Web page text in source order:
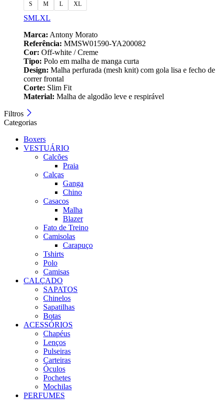
S M L XL
SMLXL
Marca: Antony Morato
Referência: MMSW01590-YA200082
Cor: Off‑white / Creme
Tipo: Polo em malha de manga curta
Design: Malha perfurada (mesh knit) com gola lisa e fecho de
correr frontal
Corte: Slim Fit
Material: Malha de algodão leve e respirável
Filtros
Categorias
Boxers
VESTUÁRIO
Calcões
Praia
Calças
Ganga
Chino
Casacos
Malha
Blazer
Fato de Treino
Camisolas
Carapuço
Tshirts
Polo
Camisas
CALÇADO
SAPATOS
Chinelos
Sapatilhas
Botas
ACESSÓRIOS
Chapéus
Lenços
Pulseiras
Carteiras
Óculos
Pochetes
Mochilas
PERFUMES